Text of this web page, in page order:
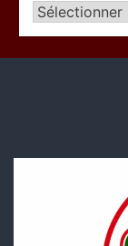
Articles
par
période